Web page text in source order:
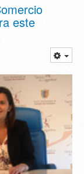
este